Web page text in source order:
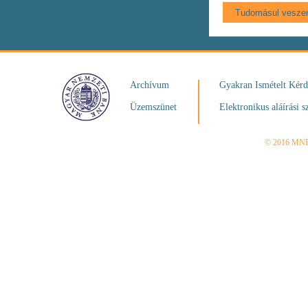
Archívum
Üzemszünet
Gyakran Ismételt
Elektronikus aláírási
© 2016